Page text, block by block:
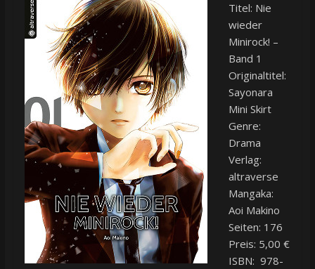
Titel: Nie
wieder
Minirock! –
Band 1
Originaltitel:
Sayonara
Mini Skirt
Genre:
Drama
Verlag:
altraverse
Mangaka:
Aoi Makino
Seiten: 176
Preis: 5,00 €
ISBN: 978-